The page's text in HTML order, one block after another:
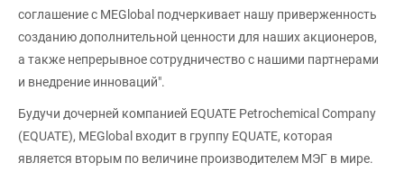
соглашение с MEGlobal подчеркивает нашу приверженность
созданию дополнительной ценности для наших акционеров,
а также непрерывное сотрудничество с нашими партнерами
и внедрение инноваций".
Будучи дочерней компанией EQUATE Petrochemical Company
(EQUATE), MEGlobal входит в группу EQUATE, которая
является вторым по величине производителем МЭГ в мире.